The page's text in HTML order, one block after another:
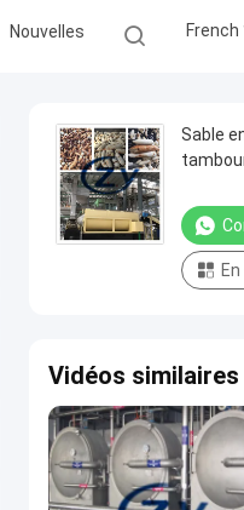
Nouvelles French
Sable
Vidéos similaires